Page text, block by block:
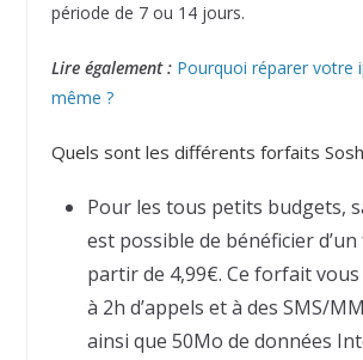
période de 7 ou 14 jours.
Lire également : Pourquoi réparer votre
même ?
Quels sont les différents forfaits
Pour les tous petits budgets,
est possible de bénéficier
partir de 4,99€. Ce forfait
à 2h d’appels et à des SMS/
ainsi que 50Mo de données